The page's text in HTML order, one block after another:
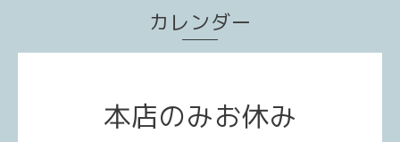
カレンダー
本店のみお休み